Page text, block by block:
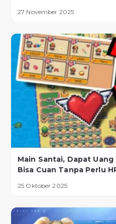
27 November 2025
Main Santai, Dapat
Bisa Cuan Tanpa Perlu
25 Oktober 2025